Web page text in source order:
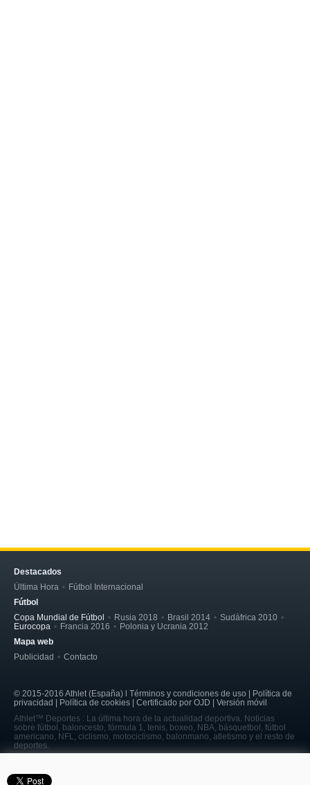
Destacados
Última Hora
Fútbol Internacional
Fútbol
Copa Mundial de Fútbol
Rusia 2018 Brasil 2014
Sudáfrica 2010
Eurocopa
Francia 2016
Polonia y Ucrania 2012
Mapa web
Publicidad
Contacto
© 2015-2016 Athlet (España) l Términos y condiciones de uso | Política de
privacidad | Política de cookies | Certificado por OJD | Versión móvil
Athlet™ Deportes : La última hora de la actualidad deportiva. Noticias
sobre fútbol, baloncesto, fórmula 1, tenis, boxeo, NBA, básquetbol, fútbol
americano, NFL, ciclismo, motociclismo, balonmano, atletismo y el resto de
deportes.